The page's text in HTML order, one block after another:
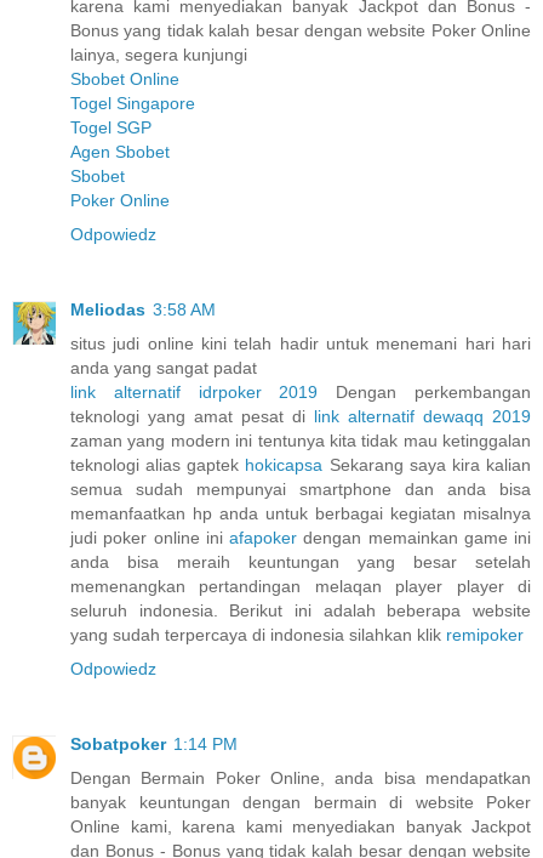
karena kami menyediakan banyak Jackpot dan Bonus -
Bonus yang tidak kalah besar dengan website Poker Online
lainya, segera kunjungi
Sbobet Online
Togel Singapore
Togel SGP
Agen Sbobet
Sbobet
Poker Online
Odpowiedz
Meliodas 3:58 AM
situs judi online kini telah hadir untuk menemani hari hari
anda yang sangat padat
link alternatif idrpoker 2019 Dengan perkembangan
teknologi yang amat pesat di link alternatif dewaqq 2019
zaman yang modern ini tentunya kita tidak mau ketinggalan
teknologi alias gaptek hokicapsa Sekarang saya kira kalian
semua sudah mempunyai smartphone dan anda bisa
memanfaatkan hp anda untuk berbagai kegiatan misalnya
judi poker online ini afapoker dengan memainkan game ini
anda bisa meraih keuntungan yang besar setelah
memenangkan pertandingan melaqan player player di
seluruh indonesia. Berikut ini adalah beberapa website
yang sudah terpercaya di indonesia silahkan klik remipoker
Odpowiedz
Sobatpoker 1:14 PM
Dengan Bermain Poker Online, anda bisa mendapatkan
banyak keuntungan dengan bermain di website Poker
Online kami, karena kami menyediakan banyak Jackpot
dan Bonus - Bonus yang tidak kalah besar dengan website